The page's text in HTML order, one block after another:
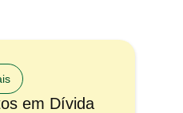
em Dívida